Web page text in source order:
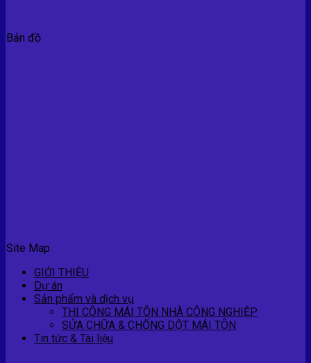
Bản đồ
Site Map
GIỚI THIỆU
Dự án
Sản phẩm và dịch vụ
THI CÔNG MÁI TÔN NHÀ CÔNG NGHIỆP
SỬA CHỮA & CHỐNG DỘT MÁI TÔN
Tin tức & Tài liệu